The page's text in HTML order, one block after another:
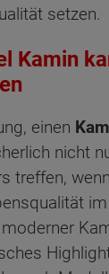
setzen.
Kamin
einen
nicht
treffen,